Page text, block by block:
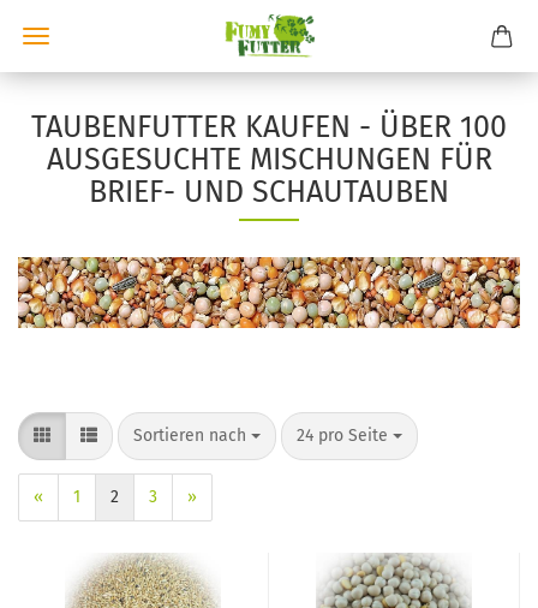
TAUBENFUTTER KAUFEN - ÜBER 100
AUSGESUCHTE MISCHUNGEN FÜR
BRIEF- UND SCHAUTAUBEN
Sortieren nach
Sortieren nach 24 pro Seite
pro Seite
« 1 2 3 »